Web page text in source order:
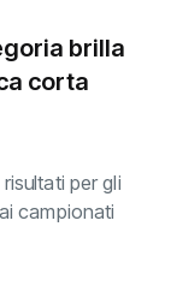
brilla
corta